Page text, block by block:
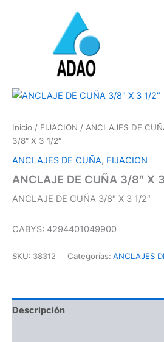
Inicio / FIJACION / ANCLAJES DE
3/8″ X 3 1/2″
ANCLAJES DE CUÑA, FIJACION
ANCLAJE DE CUÑA 3/8″ X
ANCLAJE DE CUÑA 3/8″ X 3 1/2″
CABYS: 4294401049900
SKU: 38312 Categorías: ANCLAJES
Descripción